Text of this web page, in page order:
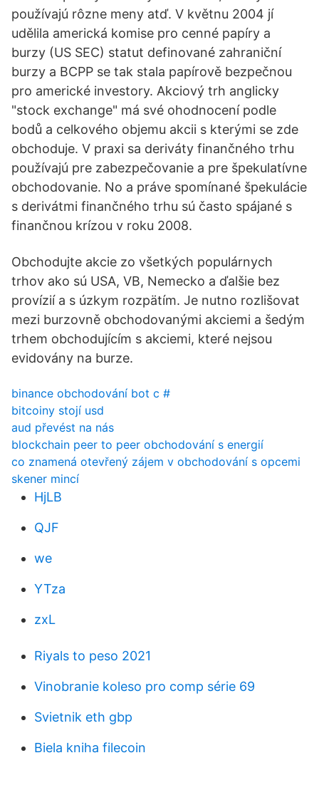
používajú rôzne meny atď. V květnu 2004 jí
udělila americká komise pro cenné papíry a
burzy (US SEC) statut definované zahraniční
burzy a BCPP se tak stala papírově bezpečnou
pro americké investory. Akciový trh anglicky
"stock exchange" má své ohodnocení podle
bodů a celkového objemu akcii s kterými se zde
obchoduje. V praxi sa deriváty finančného trhu
používajú pre zabezpečovanie a pre špekulatívne
obchodovanie. No a práve spomínané špekulácie
s derivátmi finančného trhu sú často spájané s
finančnou krízou v roku 2008.
Obchodujte akcie zo všetkých populárnych
trhov ako sú USA, VB, Nemecko a ďalšie bez
provízií a s úzkym rozpätím. Je nutno rozlišovat
mezi burzovně obchodovanými akciemi a šedým
trhem obchodujícím s akciemi, které nejsou
evidovány na burze.
binance obchodování bot c #
bitcoiny stojí usd
aud převést na nás
blockchain peer to peer obchodování s energií
co znamená otevřený zájem v obchodování s opcemi
skener mincí
HjLB
QJF
we
YTza
zxL
Riyals to peso 2021
Vinobranie koleso pro comp série 69
Svietnik eth gbp
Biela kniha filecoin